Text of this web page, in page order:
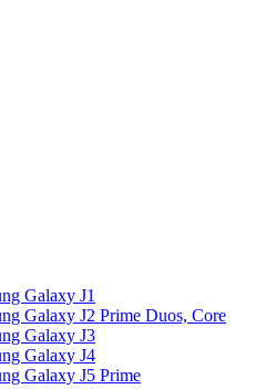
Galaxy J1
Galaxy J2 Prime Duos, Core
Galaxy J3
Galaxy J4
Galaxy J5 Prime